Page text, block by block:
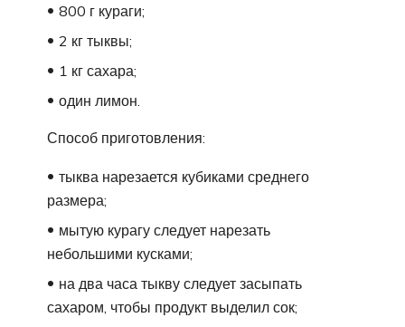
800 г кураги;
2 кг тыквы;
1 кг сахара;
один лимон.
Способ приготовления:
тыква нарезается кубиками среднего
размера;
мытую курагу следует нарезать
небольшими кусками;
на два часа тыкву следует засыпать
сахаром, чтобы продукт выделил сок;